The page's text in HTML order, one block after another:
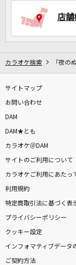
店舗
カラオケ検索 「夜の
サイトマップ
お問い合わせ
DAM
DAM★とも
カラオケ＠DAM
サイトのご利用について
カラオケご利用にあたっ
利用規約
特定商取引法に基づく表
プライバシーポリシー
クッキー設定
インフォマティブデータ
ご契約方法